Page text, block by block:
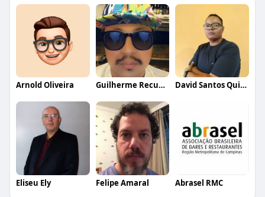
Arnold Oliveira Guilherme Recupero David Santos Quicky Menu
Eliseu Ely Felipe Amaral Abrasel RMC